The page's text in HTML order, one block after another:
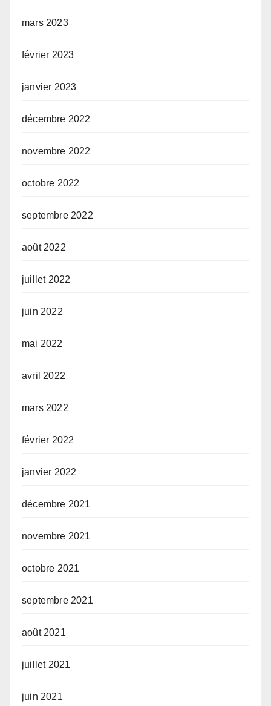
mars 2023
février 2023
janvier 2023
décembre 2022
novembre 2022
octobre 2022
septembre 2022
août 2022
juillet 2022
juin 2022
mai 2022
avril 2022
mars 2022
février 2022
janvier 2022
décembre 2021
novembre 2021
octobre 2021
septembre 2021
août 2021
juillet 2021
juin 2021